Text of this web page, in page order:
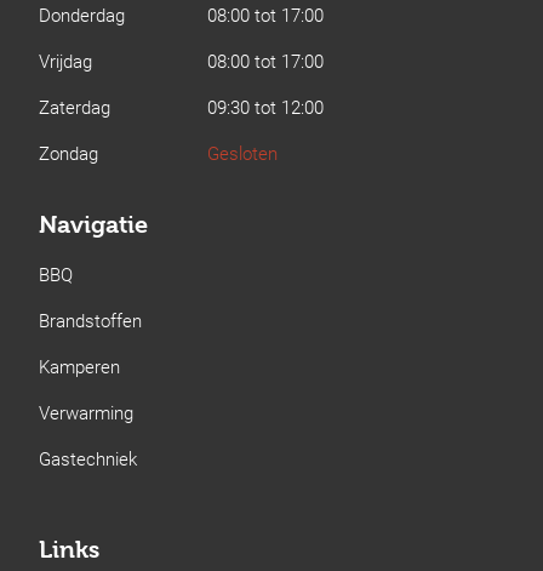
Donderdag
08:00 tot 17:00
Vrijdag
08:00 tot 17:00
Zaterdag
09:30 tot 12:00
Zondag
Gesloten
Navigatie
BBQ
Brandstoffen
Kamperen
Verwarming
Gastechniek
Links